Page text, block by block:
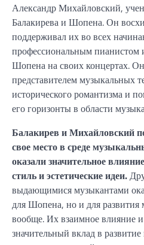
Александр Михайловский,
Балакирева и Шопена. Он
поддерживал их во всех
профессиональным пианистом
Шопена на своих концертах.
представителем музыкальных
исторического романтизма и
его горизонты в области
Балакирев и Михайловский
свое место в среде
оказали значительное
стиль и эстетические идеи.
выдающимися музыкантами
для Шопена, но и для развития
вообще. Их взаимное влияние
значительный вклад в